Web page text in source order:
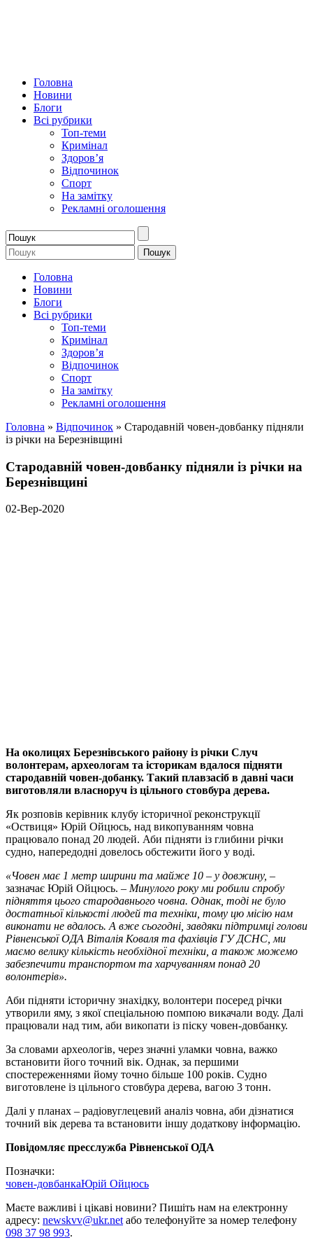
Головна
Новини
Блоги
Всі рубрики
Топ-теми
Кримінал
Здоров’я
Відпочинок
Спорт
На замітку
Рекламні оголошення
Головна
Новини
Блоги
Всі рубрики
Топ-теми
Кримінал
Здоров’я
Відпочинок
Спорт
На замітку
Рекламні оголошення
Головна » Відпочинок » Стародавній човен-довбанку підняли
із річки на Березнівщині
Стародавній човен-довбанку підняли із річки на
Березнівщині
02-Вер-2020
На околицях Березнівського району із річки Случ
волонтерам, археологам та історикам вдалося підняти
стародавній човен-добанку. Такий плавзасіб в давні часи
виготовляли власноруч із цільного стовбура дерева.
Як розповів керівник клубу історичної реконструкції
«Оствиця» Юрій Ойцюсь, над викопуванням човна
працювало понад 20 людей. Аби підняти із глибини річки
судно, напередодні довелось обстежити його у воді.
«Човен має 1 метр ширини та майже 10 – у довжину, –
зазначає Юрій Ойцюсь. – Минулого року ми робили спробу
підняття цього стародавнього човна. Однак, тоді не було
достатньої кількості людей та техніки, тому цю місію нам
виконати не вдалось. А вже сьогодні, завдяки підтримці голови
Рівненської ОДА Віталія Коваля та фахівців ГУ ДСНС, ми
маємо велику кількість необхідної техніки, а також можемо
забезпечити транспортом та харчуванням понад 20
волонтерів».
Аби підняти історичну знахідку, волонтери посеред річки
утворили яму, з якої спеціальною помпою викачали воду. Далі
працювали над тим, аби викопати із піску човен-довбанку.
За словами археологів, через значні уламки човна, важко
встановити його точний вік. Однак, за першими
спостереженнями йому точно більше 100 років. Судно
виготовлене із цільного стовбура дерева, вагою 3 тонн.
Далі у планах – радіовуглецевий аналіз човна, аби дізнатися
точний вік дерева та встановити іншу додаткову інформацію.
Повідомляє пресслужба Рівненської ОДА
Позначки:
човен-довбанкаЮрій Ойцюсь
Маєте важливі і цікаві новини? Пишіть нам на електронну
адресу: newskvv@ukr.netабо телефонуйте за номер телефону
098 37 98 993.